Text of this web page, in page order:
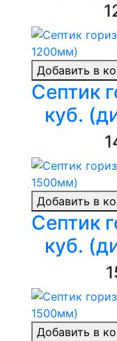
Добавить в
Септик
куб.
Добавить в
Септик
куб.
Добавить в